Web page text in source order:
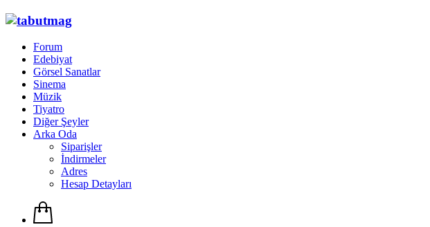
Forum
Edebiyat
Görsel Sanatlar
Sinema
Müzik
Tiyatro
Diğer Şeyler
Arka Oda
Siparişler
İndirmeler
Adres
Hesap Detayları